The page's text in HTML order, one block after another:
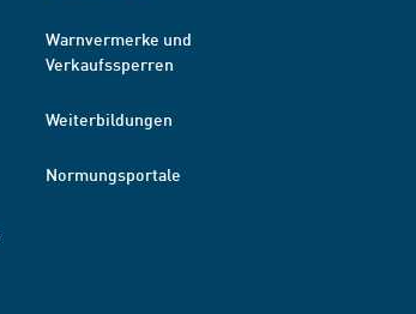
Warnvermerke und
Verkaufssperren
Weiterbildungen
Normungsportale